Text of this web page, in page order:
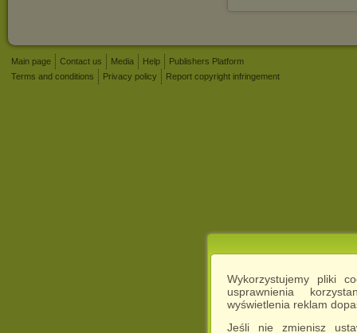
Wykorzystujemy pliki
usprawnienia
wyświetlenia reklam
Jeśli nie zmienisz
Main page Contact us Media Help
Publishers Platform
Terms and conditions
Privacy policy Report copyright infringement